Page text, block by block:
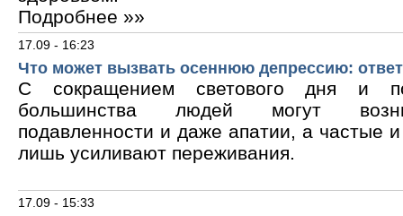
Подробнее »»
17.09 - 16:23
Что может вызвать осеннюю депрессию:
С сокращением светового дня и
большинства людей могут
подавленности и даже апатии, а частые
лишь усиливают переживания.
17.09 - 15:33